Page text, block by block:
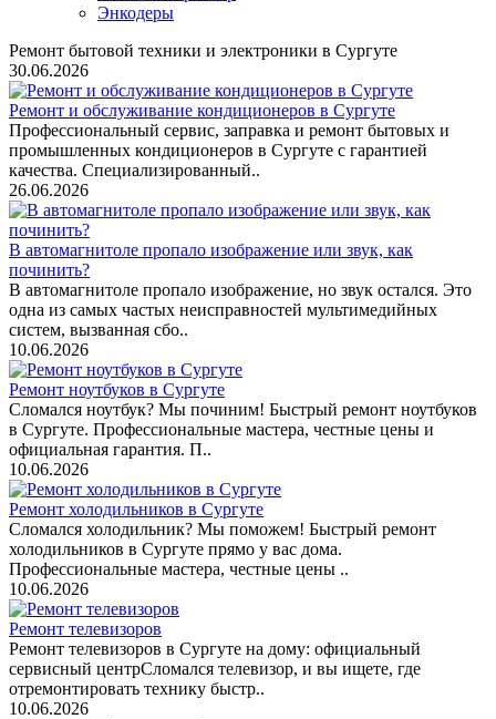
Энкодеры
Ремонт бытовой техники и электроники в Сургуте
30.06.2026
Ремонт и обслуживание кондиционеров в Сургуте
Профессиональный сервис, заправка и ремонт бытовых и
промышленных кондиционеров в Сургуте с гарантией
качества. Специализированный..
26.06.2026
В автомагнитоле пропало изображение или звук, как
починить?
В автомагнитоле пропало изображение, но звук остался. Это
одна из самых частых неисправностей мультимедийных
систем, вызванная сбо..
10.06.2026
Ремонт ноутбуков в Сургуте
Сломался ноутбук? Мы починим! Быстрый ремонт ноутбуков
в Сургуте. Профессиональные мастера, честные цены и
официальная гарантия. П..
10.06.2026
Ремонт холодильников в Сургуте
Сломался холодильник? Мы поможем! Быстрый ремонт
холодильников в Сургуте прямо у вас дома.
Профессиональные мастера, честные цены ..
10.06.2026
Ремонт телевизоров
Ремонт телевизоров в Сургуте на дому: официальный
сервисный центрСломался телевизор, и вы ищете, где
отремонтировать технику быстр..
10.06.2026